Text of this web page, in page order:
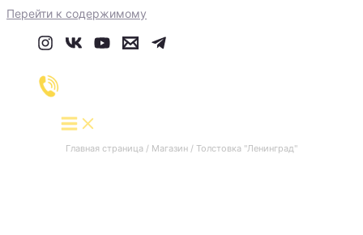
Перейти к содержимому
Главная страница / Магазин / Толстовка "Ленинград"